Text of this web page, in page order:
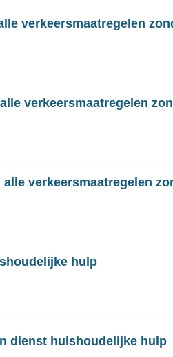
verkeersmaatregelen
verkeersmaatregelen
verkeersmaatregelen
hulp
dienst huishoudelijke hulp